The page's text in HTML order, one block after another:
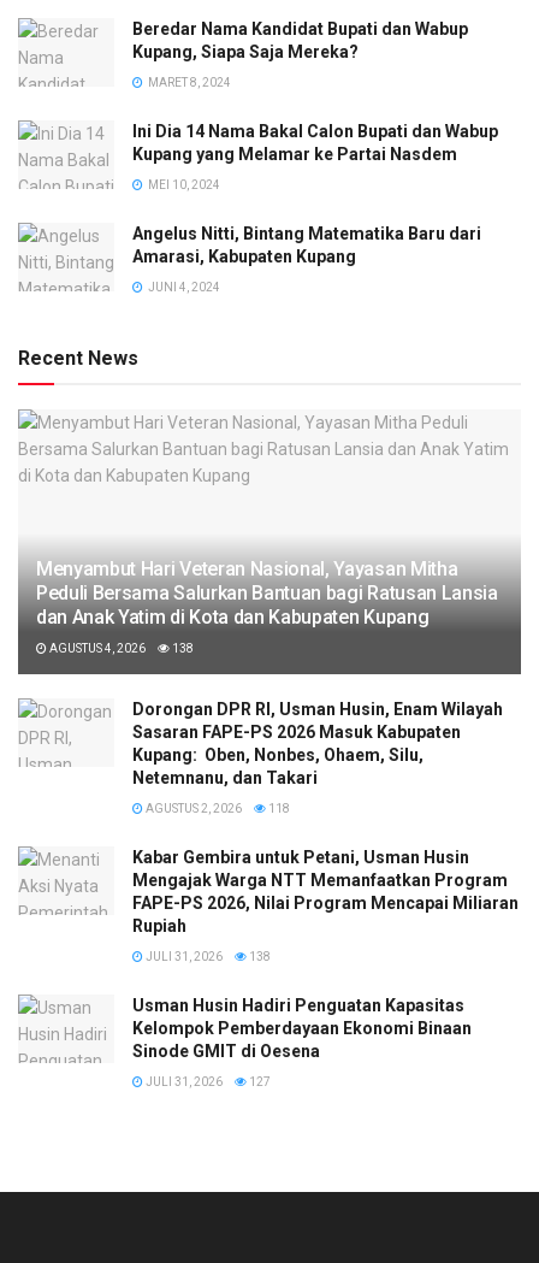
Beredar Nama Kandidat Bupati dan Wabup
Kupang, Siapa Saja Mereka?
MARET 8, 2024
Ini Dia 14 Nama Bakal Calon Bupati dan Wabup
Kupang yang Melamar ke Partai Nasdem
MEI 10, 2024
Angelus Nitti, Bintang Matematika Baru dari
Amarasi, Kabupaten Kupang
JUNI 4, 2024
Recent News
​Menyambut Hari Veteran Nasional, Yayasan Mitha
Peduli Bersama Salurkan Bantuan bagi Ratusan Lansia
dan Anak Yatim di Kota dan Kabupaten Kupang
AGUSTUS 4, 2026 138
Dorongan DPR RI, Usman Husin, Enam Wilayah
Sasaran FAPE-PS 2026 Masuk Kabupaten
Kupang: Oben, Nonbes, Ohaem, Silu,
Netemnanu, dan Takari
AGUSTUS 2, 2026 118
Kabar Gembira untuk Petani, Usman Husin
Mengajak Warga NTT Memanfaatkan Program
FAPE-PS 2026, Nilai Program Mencapai Miliaran
Rupiah
JULI 31, 2026 138
​Usman Husin Hadiri Penguatan Kapasitas
Kelompok Pemberdayaan Ekonomi Binaan
Sinode GMIT di Oesena
JULI 31, 2026 127